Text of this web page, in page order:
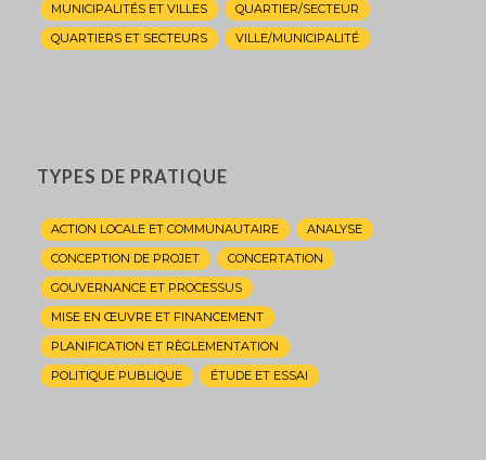
MUNICIPALITÉS ET VILLES
QUARTIER/SECTEUR
QUARTIERS ET SECTEURS
VILLE/MUNICIPALITÉ
TYPES DE PRATIQUE
ACTION LOCALE ET COMMUNAUTAIRE
ANALYSE
CONCEPTION DE PROJET
CONCERTATION
GOUVERNANCE ET PROCESSUS
MISE EN ŒUVRE ET FINANCEMENT
PLANIFICATION ET RÈGLEMENTATION
POLITIQUE PUBLIQUE
ÉTUDE ET ESSAI